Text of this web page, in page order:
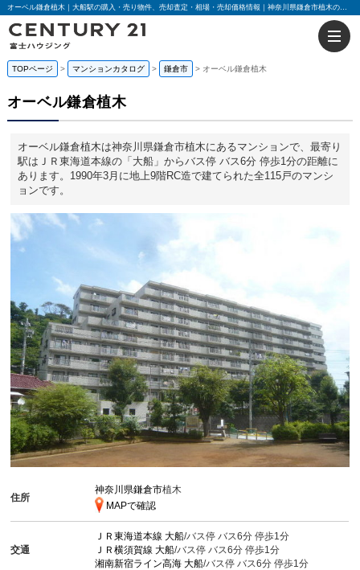
オーベル鎌倉植木｜大船駅の購入・売り物件、売却査定・相場・売却価格情報｜神奈川県鎌倉市植木のマンション情報｜センチュリー21富士ハウジング
TOPページ マンションカタログ 鎌倉市 オーベル鎌倉植木
オーベル鎌倉植木
オーベル鎌倉植木は神奈川県鎌倉市植木にあるマンションで、最寄り
駅はＪＲ東海道本線の「大船」からバス停 バス6分 停歩1分の距離に
あります。1990年3月に地上9階RC造で建てられた全115戸のマンシ
ョンです。
住所
神奈川県鎌倉市植木
MAPで確認
交通
ＪＲ東海道本線大船/バス停 バス6分 停歩1分
ＪＲ横須賀線大船/バス停 バス6分 停歩1分
湘南新宿ライン高海大船/バス停 バス6分 停歩1分